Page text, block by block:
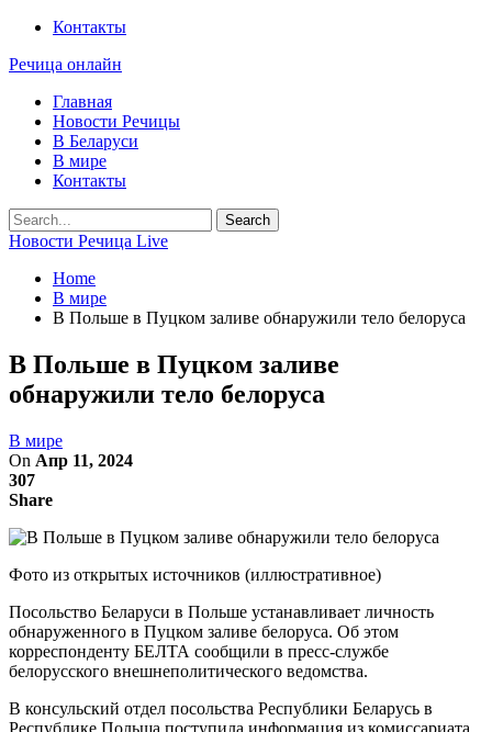
Контакты
Речица онлайн
Главная
Новости Речицы
В Беларуси
В мире
Контакты
Новости Речица Live
Home
В мире
В Польше в Пуцком заливе обнаружили тело белоруса
В Польше в Пуцком заливе
обнаружили тело белоруса
В мире
On Апр 11, 2024
307
Share
Фото из открытых источников (иллюстративное)
Посольство Беларуси в Польше устанавливает личность
обнаруженного в Пуцком заливе белоруса. Об этом
корреспонденту БЕЛТА сообщили в пресс-службе
белорусского внешнеполитического ведомства.
В консульский отдел посольства Республики Беларусь в
Республике Польша поступила информация из комиссариата